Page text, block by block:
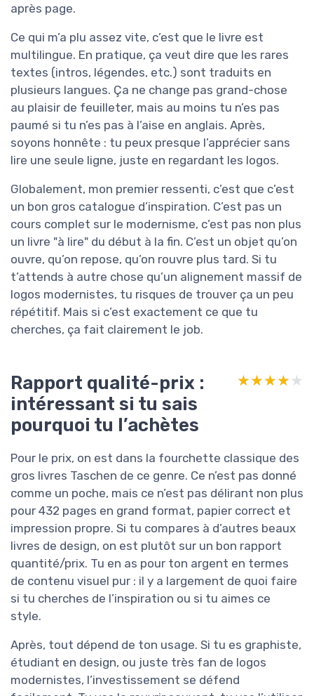
après page.
Ce qui m’a plu assez vite, c’est que le livre est
multilingue. En pratique, ça veut dire que les rares
textes (intros, légendes, etc.) sont traduits en
plusieurs langues. Ça ne change pas grand-chose
au plaisir de feuilleter, mais au moins tu n’es pas
paumé si tu n’es pas à l’aise en anglais. Après,
soyons honnête : tu peux presque l’apprécier sans
lire une seule ligne, juste en regardant les logos.
Globalement, mon premier ressenti, c’est que c’est
un bon gros catalogue d’inspiration. C’est pas un
cours complet sur le modernisme, c’est pas non plus
un livre "à lire" du début à la fin. C’est un objet qu’on
ouvre, qu’on repose, qu’on rouvre plus tard. Si tu
t’attends à autre chose qu’un alignement massif de
logos modernistes, tu risques de trouver ça un peu
répétitif. Mais si c’est exactement ce que tu
cherches, ça fait clairement le job.
Rapport qualité-prix :
intéressant si tu sais
pourquoi tu l’achètes
★★★★★
★★★★★
Pour le prix, on est dans la fourchette classique des
gros livres Taschen de ce genre. Ce n’est pas donné
comme un poche, mais ce n’est pas délirant non plus
pour 432 pages en grand format, papier correct et
impression propre. Si tu compares à d’autres beaux
livres de design, on est plutôt sur un bon rapport
quantité/prix. Tu en as pour ton argent en termes
de contenu visuel pur : il y a largement de quoi faire
si tu cherches de l’inspiration ou si tu aimes ce
style.
Après, tout dépend de ton usage. Si tu es graphiste,
étudiant en design, ou juste très fan de logos
modernistes, l’investissement se défend